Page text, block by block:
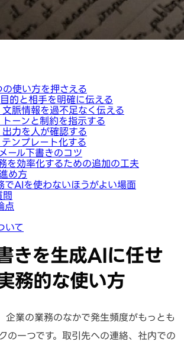
使い方を押さえる
的と相手を明確に伝える
脈情報を過不足なく伝える
ーンと制約を指示する
力を人が確認する
ンプレート化する
ール下書きのコツ
を効率化するための追加の工夫
め方
でAIを使わないほうがよい場面
問
点
いて
きを生成AIに任せ
務的な使い方
企業の業務のなかで発生頻度がもっとも
の一つです。取引先への連絡、社内での